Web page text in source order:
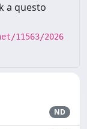
a questo
11563/2026
ND